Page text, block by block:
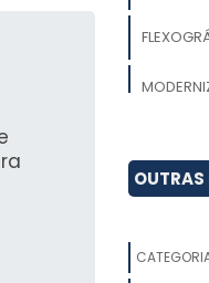
CORES